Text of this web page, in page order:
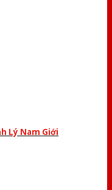
Lý Nam Giới